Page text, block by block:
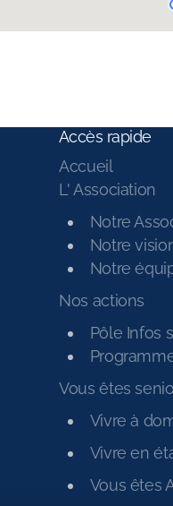
Accès rapide
Accueil
L' Association
Notre
Notre
Notre
Nos actions
Pôle Infos
Vous êtes
Vivre à
Vivre en
Vous êtes